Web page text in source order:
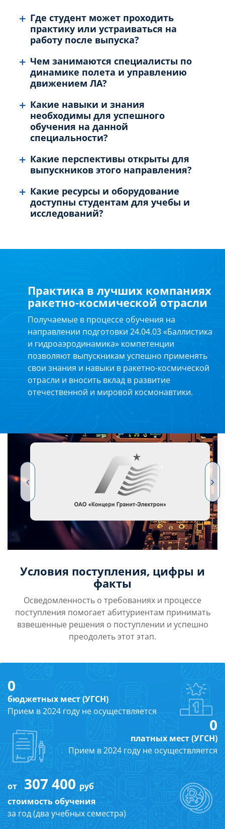
Где студент может проходить
практику или устраиваться на
работу после выпуска?
Чем занимаются специалисты по
динамике полета и управлению
движением ЛА?
Какие навыки и знания
необходимы для успешного
обучения на данной
специальности?
Какие перспективы открыты для
выпускников этого направления?
Какие ресурсы и оборудование
доступны студентам для учебы и
исследований?
Практика в лучших компаниях
ракетно-космической отрасли
Получаемые в процессе обучения на
направлении подготовки 24.04.03 «Баллистика
и гидроаэродинамика» компетенции
позволяют выпускникам успешно применять
свои знания и навыки в ракетно-космической
отрасли и вносить вклад в развитие
отечественной и мировой космонавтики.
Условия поступления, цифры и
факты
Осведомленность о требованиях и процессе
поступления помогает абитуриентам принимать
взвешенные решения о поступлении и успешно
преодолеть этот этап.
0
бюджетных мест (УГСН)
Прием в 2024 году не осуществляется
0
платных мест (УГСН)
Прием в 2024 году не осуществляется
от 307 400 руб
стоимость обучения
за год (два учебных семестра)